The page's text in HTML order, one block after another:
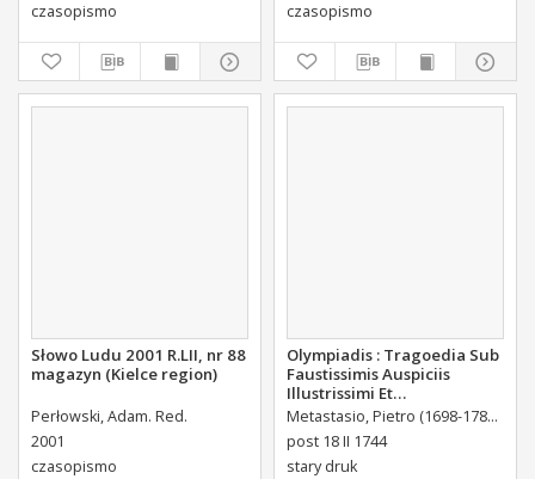
czasopismo
czasopismo
Słowo Ludu 2001 R.LII, nr 88
magazyn (Kielce region)
Perłowski, Adam. Red.
2001
czasopismo
Olympiadis : Tragoedia Sub
Faustissimis Auspiciis
Illustrissimi Et
Eccellentissimi Comitis De
Brühl Liberi Baronis de
Forste & de Pfoerthen [...]
Metastasio, Pietro (1698-1782)
post 18 II 1744
stary druk